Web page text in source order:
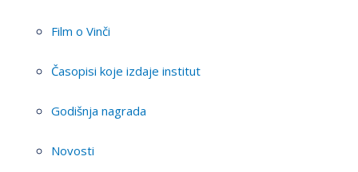
Film o Vinči
Časopisi koje izdaje institut
Godišnja nagrada
Novosti